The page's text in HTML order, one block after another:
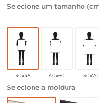
Selecione um tamanho
30x45 40x60 50x70
Selecione a moldura